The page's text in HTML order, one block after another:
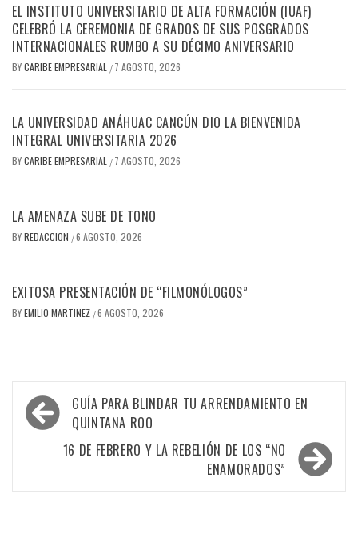
EL INSTITUTO UNIVERSITARIO DE ALTA FORMACIÓN (IUAF)
CELEBRÓ LA CEREMONIA DE GRADOS DE SUS POSGRADOS
INTERNACIONALES RUMBO A SU DÉCIMO ANIVERSARIO
BYCARIBE EMPRESARIAL / 7 AGOSTO, 2026
LA UNIVERSIDAD ANÁHUAC CANCÚN DIO LA BIENVENIDA
INTEGRAL UNIVERSITARIA 2026
BYCARIBE EMPRESARIAL / 7 AGOSTO, 2026
LA AMENAZA SUBE DE TONO
BYREDACCION /6 AGOSTO, 2026
EXITOSA PRESENTACIÓN DE “FILMONÓLOGOS”
BYEMILIO MARTINEZ /6 AGOSTO, 2026
Navegación
de
entradas
GUÍA PARA BLINDAR TU ARRENDAMIENTO EN
QUINTANA ROO
16 DE FEBRERO Y LA REBELIÓN DE LOS “NO
ENAMORADOS”